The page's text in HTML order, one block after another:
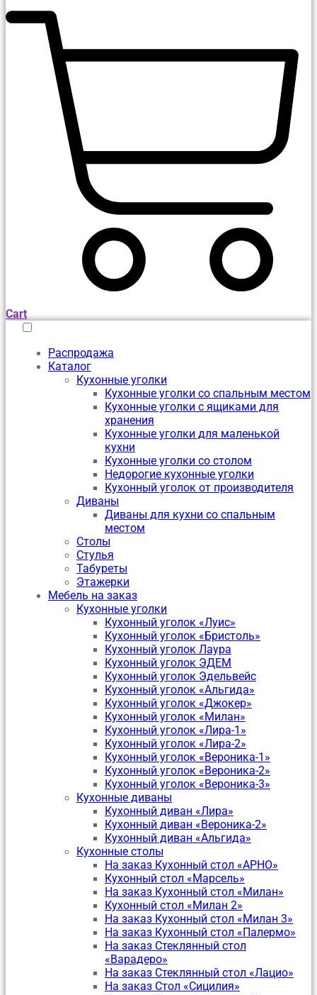
Cart
Распродажа
Каталог
Кухонные уголки
Кухонные уголки со спальным местом
Кухонные уголки с ящиками для
хранения
Кухонные уголки для маленькой
кухни
Кухонные уголки со столом
Недорогие кухонные уголки
Кухонный уголок от производителя
Диваны
Диваны для кухни со спальным
местом
Столы
Стулья
Табуреты
Этажерки
Мебель на заказ
Кухонные уголки
Кухонный уголок «Луис»
Кухонный уголок «Бристоль»
Кухонный уголок Лаура
Кухонный уголок ЭДЕМ
Кухонный уголок Эдельвейс
Кухонный уголок «Альгида»
Кухонный уголок «Джокер»
Кухонный уголок «Милан»
Кухонный уголок «Лира-1»
Кухонный уголок «Лира-2»
Кухонный уголок «Вероника-1»
Кухонный уголок «Вероника-2»
Кухонный уголок «Вероника-3»
Кухонные диваны
Кухонный диван «Лира»
Кухонный диван «Вероника-2»
Кухонный диван «Альгида»
Кухонные столы
На заказ Кухонный стол «АРНО»
Кухонный стол «Марсель»
На заказ Кухонный стол «Милан»
Кухонный стол «Милан 2»
На заказ Кухонный стол «Милан 3»
На заказ Кухонный стол «Палермо»
На заказ Стеклянный стол
«Варадеро»
На заказ Стеклянный стол «Лацио»
На заказ Стол «Сицилия»